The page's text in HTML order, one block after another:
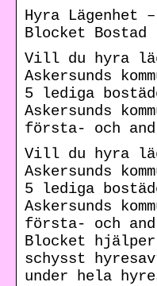
Hyra Lägenhet –
Blocket Bostad
Vill du hyra
Askersunds
5 lediga
Askersunds
första- och
Vill du hyra
Askersunds
5 lediga
Askersunds
första- och
Blocket
schysst
under hela